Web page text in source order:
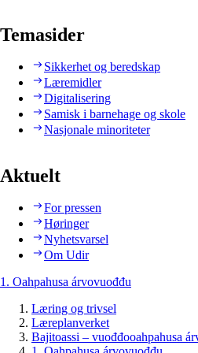
Temasider
Sikkerhet og beredskap
Læremidler
Digitalisering
Samisk i barnehage og skole
Nasjonale minoriteter
Aktuelt
For pressen
Høringer
Nyhetsvarsel
Om Udir
1. Oahpahusa árvovuođđu
Læring og trivsel
Læreplanverket
Bajitoassi – vuođđooahpahusa